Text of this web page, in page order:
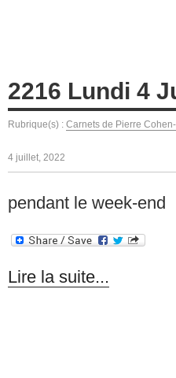
2216 Lundi 4
Rubrique(s) : Carnets de Pierre
4 juillet, 2022
pendant le week-end
Lire la suite...